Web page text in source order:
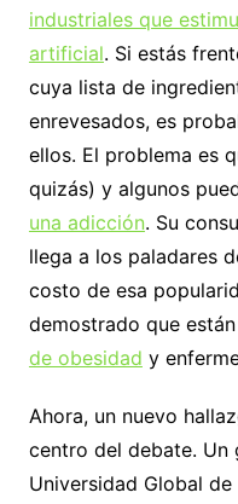
industriales que
artificial. Si estás
cuya lista de
enrevesados, es
ellos. El problema es
quizás) y algunos
una adicción. Su
llega a los paladares
costo de esa
demostrado que
de obesidad y
Ahora, un nuevo
centro del debate. Un
Universidad Global